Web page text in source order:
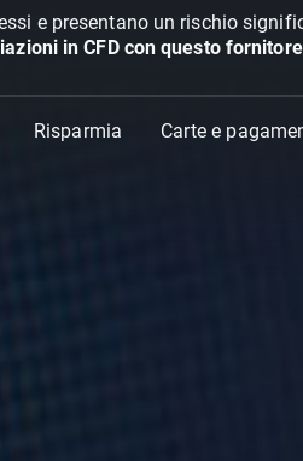
e presentano un rischio
in CFD con questo
Risparmia Carte e